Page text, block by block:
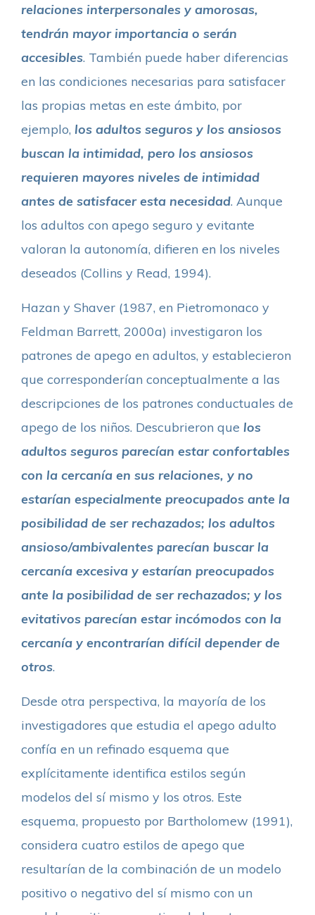
relaciones interpersonales y amorosas,
tendrán mayor importancia o serán
accesibles. También puede haber diferencias
en las condiciones necesarias para satisfacer
las propias metas en este ámbito, por
ejemplo, los adultos seguros y los ansiosos
buscan la intimidad, pero los ansiosos
requieren mayores niveles de intimidad
antes de satisfacer esta necesidad. Aunque
los adultos con apego seguro y evitante
valoran la autonomía, difieren en los niveles
deseados (Collins y Read, 1994).
Hazan y Shaver (1987, en Pietromonaco y
Feldman Barrett, 2000a) investigaron los
patrones de apego en adultos, y establecieron
que corresponderían conceptualmente a las
descripciones de los patrones conductuales de
apego de los niños. Descubrieron que los
adultos seguros parecían estar confortables
con la cercanía en sus relaciones, y no
estarían especialmente preocupados ante la
posibilidad de ser rechazados; los adultos
ansioso/ambivalentes parecían buscar la
cercanía excesiva y estarían preocupados
ante la posibilidad de ser rechazados; y los
evitativos parecían estar incómodos con la
cercanía y encontrarían difícil depender de
otros.
Desde otra perspectiva, la mayoría de los
investigadores que estudia el apego adulto
confía en un refinado esquema que
explícitamente identifica estilos según
modelos del sí mismo y los otros. Este
esquema, propuesto por Bartholomew (1991),
considera cuatro estilos de apego que
resultarían de la combinación de un modelo
positivo o negativo del sí mismo con un